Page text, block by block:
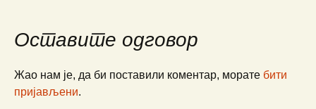
Оставите одговор
Жао нам је, да би поставили коментар, морате бити
пријављени.